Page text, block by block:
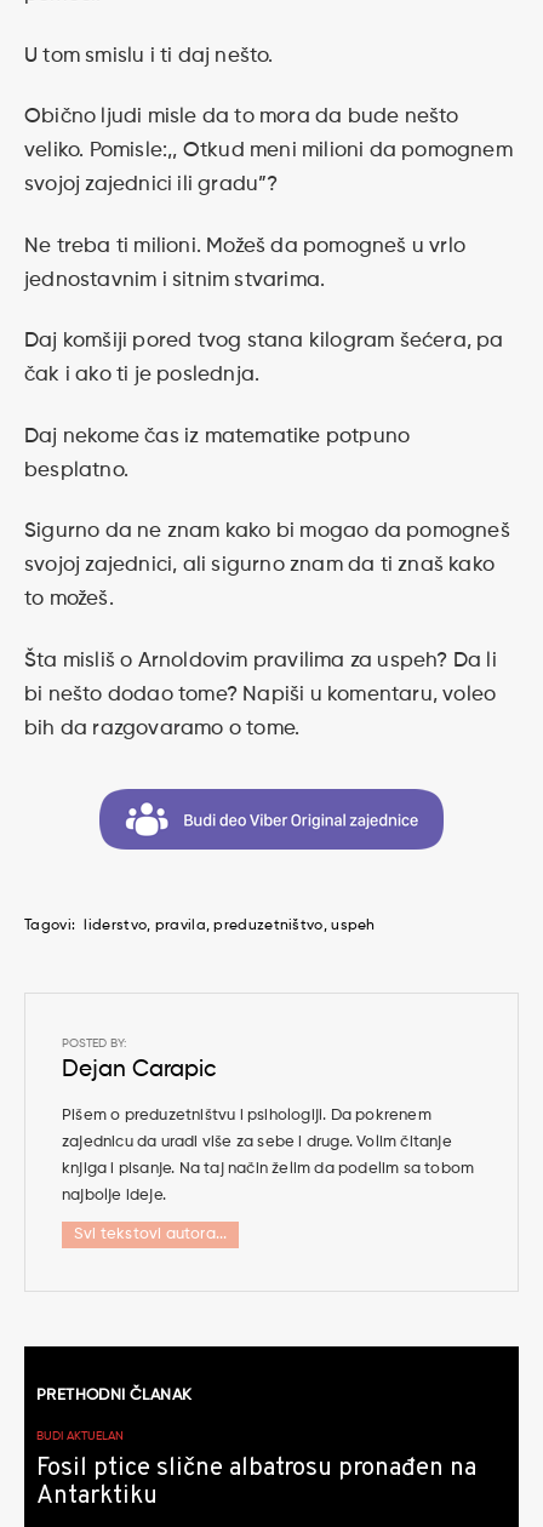
U tom smislu i ti daj nešto.
Obično ljudi misle da to mora da bude nešto
veliko. Pomisle:,, Otkud meni milioni da pomognem
svojoj zajednici ili gradu”?
Ne treba ti milioni. Možeš da pomogneš u vrlo
jednostavnim i sitnim stvarima.
Daj komšiji pored tvog stana kilogram šećera, pa
čak i ako ti je poslednja.
Daj nekome čas iz matematike potpuno
besplatno.
Sigurno da ne znam kako bi mogao da pomogneš
svojoj zajednici, ali sigurno znam da ti znaš kako
to možeš.
Šta misliš o Arnoldovim pravilima za uspeh? Da li
bi nešto dodao tome? Napiši u komentaru, voleo
bih da razgovaramo o tome.
Tagovi: liderstvo pravila preduzetništvo uspeh
POSTED BY:
Dejan Carapic
Pišem o preduzetništvu i psihologiji. Da pokrenem
zajednicu da uradi više za sebe i druge. Volim čitanje
knjiga i pisanje. Na taj način želim da podelim sa tobom
najbolje ideje.
Svi tekstovi autora...
članaka
PRETHODNI ČLANAK
BUDI AKTUELAN
Fosil ptice slične albatrosu pronađen na
Antarktiku